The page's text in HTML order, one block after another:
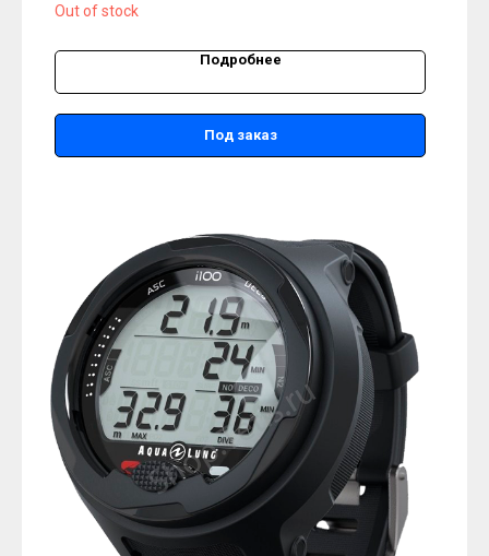
Out of stock
Подробнее
Под заказ